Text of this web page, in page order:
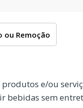
ou Remoção
e/ou
bebidas sem